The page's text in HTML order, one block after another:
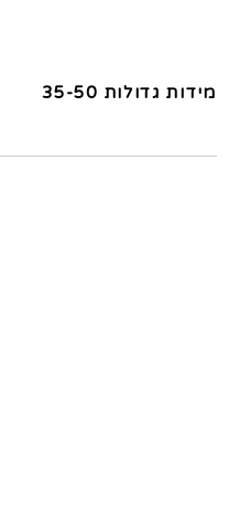
מידות גדולות 35-50